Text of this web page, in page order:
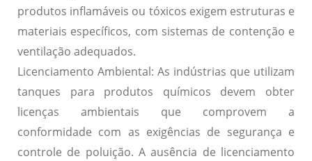
produtos inflamáveis ou tóxicos exigem estruturas e
materiais específicos, com sistemas de contenção e
ventilação adequados.
Licenciamento Ambiental: As indústrias que utilizam
tanques para produtos químicos devem obter
licenças ambientais que comprovem a
conformidade com as exigências de segurança e
controle de poluição. A ausência de licenciamento